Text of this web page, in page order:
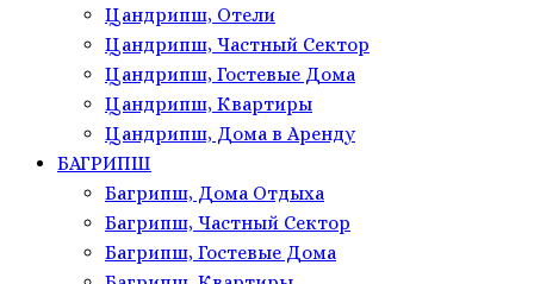
Цандрипш, Отели
Цандрипш, Частный Сектор
Цандрипш, Гостевые Дома
Цандрипш, Квартиры
Цандрипш, Дома в Аренду
БАГРИПШ
Багрипш, Дома Отдыха
Багрипш, Частный Сектор
Багрипш, Гостевые Дома